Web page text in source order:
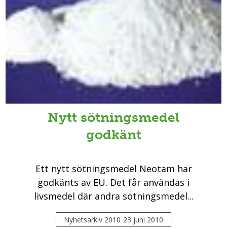
Nytt sötningsmedel
godkänt
Ett nytt sötningsmedel Neotam har
godkänts av EU. Det får användas i
livsmedel där andra sötningsmedel...
Nyhetsarkiv 2010 23 juni 2010